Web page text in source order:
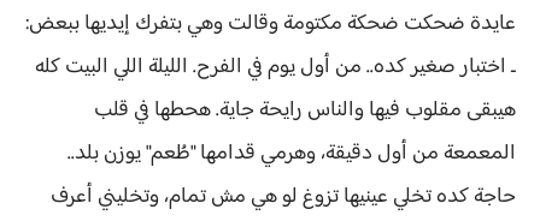
عايدة ضحكت ضحكة مكتومة وقالت وهي بتفرك إيديها ببعض:
ـ اختبار صغير كده.. من أول يوم في الفرح. الليلة اللي البيت كله
هيبقى مقلوب فيها والناس رايحة جاية. هحطها في قلب
المعمعة من أول دقيقة، وهرمي قدامها "طُعم" يوزن بلد..
حاجة كده تخلي عينيها تزوغ لو هي مش تمام، وتخليني أعرف